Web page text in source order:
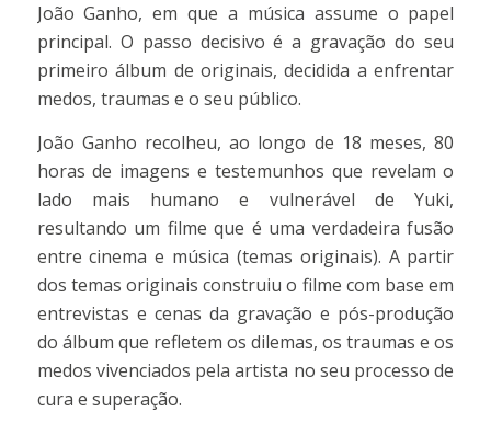
João Ganho, em que a música assume o papel
principal. O passo decisivo é a gravação do seu
primeiro álbum de originais, decidida a enfrentar
medos, traumas e o seu público.
João Ganho recolheu, ao longo de 18 meses, 80
horas de imagens e testemunhos que revelam o
lado mais humano e vulnerável de Yuki,
resultando um filme que é uma verdadeira fusão
entre cinema e música (temas originais). A partir
dos temas originais construiu o filme com base em
entrevistas e cenas da gravação e pós-produção
do álbum que refletem os dilemas, os traumas e os
medos vivenciados pela artista no seu processo de
cura e superação.